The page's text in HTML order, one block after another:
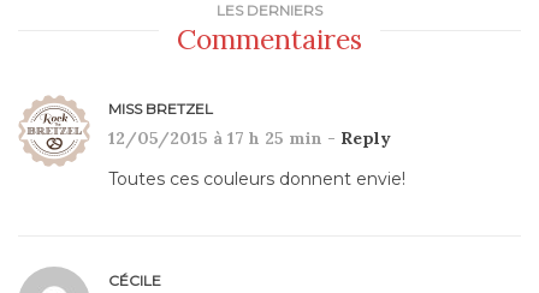
LES DERNIERS
Commentaires
MISS BRETZEL
12/05/2015 à 17 h 25 min - Reply
Toutes ces couleurs donnent envie!
CÉCILE